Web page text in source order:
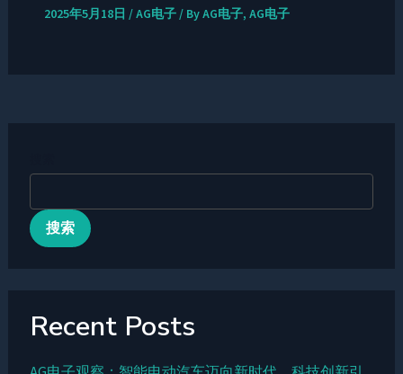
2025年5月18日 /AG电子/ ByAG电子, AG电子
搜索
Recent Posts